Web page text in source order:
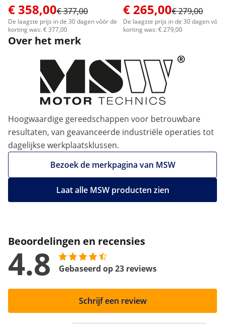
€ 358,00€ 377,00
De laagste prijs in de 30 dagen vóór de
korting was: € 377,00
€ 265,00€ 279,00
De laagste prijs in de 30 dagen vóór
korting was: € 279,00
Over het merk
Hoogwaardige gereedschappen voor betrouwbare
resultaten, van geavanceerde industriële operaties tot
dagelijkse werkplaatsklussen.
Bezoek de merkpagina van MSW
Laat alle MSW producten zien
Beoordelingen en recensies
4.8 Gebaseerd op 23 reviews
Schrijf een review